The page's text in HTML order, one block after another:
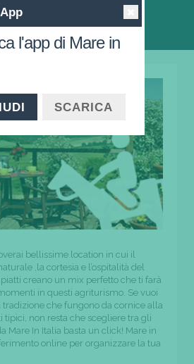
bellissime location in cui il
,la cortesia e l’ospitalità del
creano un mix perfetto che ti farà
in questi agriturismo. Se vuoi
che fungono da cornice alla
tipici, non resta che scegliere tra gli
Mare In Italia basta un click! Mare in
online per organizzare la tua
l'app di Mare in
SCARICA